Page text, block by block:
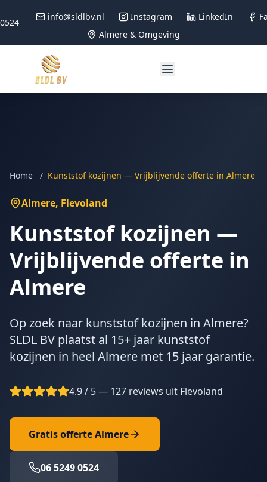
info@sldlbv.nl Instagram LinkedIn
Almere & Omgeving
Home / Kunststof kozijnen — Vrijblijvende offerte in Almere
Almere, Flevoland
Kunststof kozijnen —
Vrijblijvende offerte in
Almere
Op zoek naar kunststof kozijnen in Almere?
SLDL BV plaatst al 15+ jaar kunststof
kozijnen in heel Almere met 15 jaar garantie.
4.9 / 5 — 127 reviews uit Flevoland
Gratis offerteAlmere
06 5249 0524